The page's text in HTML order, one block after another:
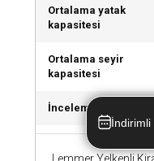
Lemmer Yelkenli
Ortalama yatak
kapasitesi
Ortalama seyir
kapasitesi
İnceleme sayısı